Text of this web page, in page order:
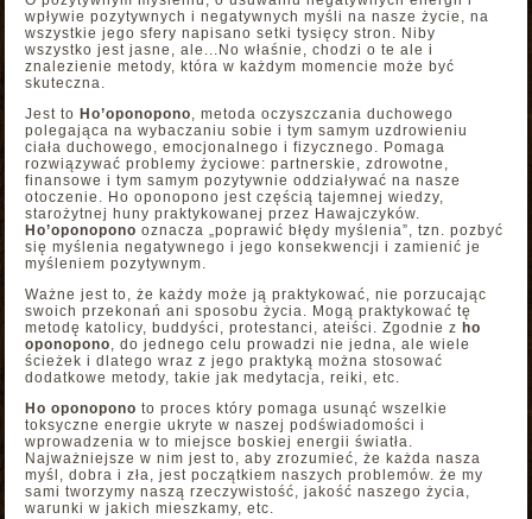
wpływie pozytywnych i negatywnych myśli na nasze życie, na
wszystkie jego sfery napisano setki tysięcy stron. Niby
wszystko jest jasne, ale...No właśnie, chodzi o te ale i
znalezienie metody, która w każdym momencie może być
skuteczna.
Jest to Ho’oponopono, metoda oczyszczania duchowego
polegająca na wybaczaniu sobie i tym samym uzdrowieniu
ciała duchowego, emocjonalnego i fizycznego. Pomaga
rozwiązywać problemy życiowe: partnerskie, zdrowotne,
finansowe i tym samym pozytywnie oddziaływać na nasze
otoczenie. Ho oponopono jest częścią tajemnej wiedzy,
starożytnej huny praktykowanej przez Hawajczyków.
Ho’oponopono oznacza „poprawić błędy myślenia”, tzn. pozbyć
się myślenia negatywnego i jego konsekwencji i zamienić je
myśleniem pozytywnym.
Ważne jest to, że każdy może ją praktykować, nie porzucając
swoich przekonań ani sposobu życia. Mogą praktykować tę
metodę katolicy, buddyści, protestanci, ateiści. Zgodnie z ho
oponopono, do jednego celu prowadzi nie jedna, ale wiele
ścieżek i dlatego wraz z jego praktyką można stosować
dodatkowe metody, takie jak medytacja, reiki, etc.
Ho oponopono to proces który pomaga usunąć wszelkie
toksyczne energie ukryte w naszej podświadomości i
wprowadzenia w to miejsce boskiej energii światła.
Najważniejsze w nim jest to, aby zrozumieć, że każda nasza
myśl, dobra i zła, jest początkiem naszych problemów. że my
sami tworzymy naszą rzeczywistość, jakość naszego życia,
warunki w jakich mieszkamy, etc.